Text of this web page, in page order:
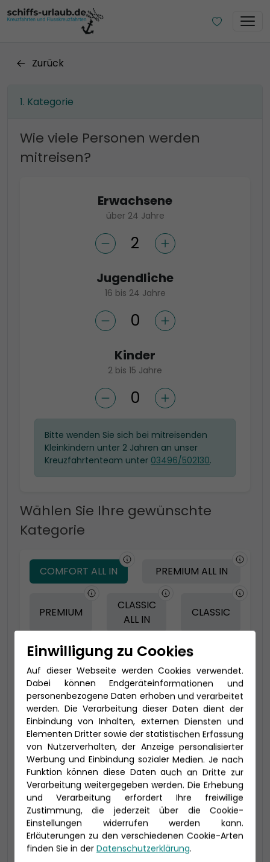
Zurück
Kategorie
Wie viele Personen werden
mitreisen?
Erwachsene
über 24 Jahre
Jugendliche
16 bis 24 Jahre
Kinder
2 bis 15 Jahre
Bitte wenden Sie sich bei mitreisenden
Kleinkindern unter 2 Jahren an unser
Kreuzfahrtenteam unter 03496/502130.
Wählen Sie Ihre gewünschte
Kategorie
COMFORT ALL IN PREMIUM ALL IN
PREMIUM
CLASSIC
ALL IN
CLASSIC
-150 € - Frühbucher Plus
2-Bett Deluxe Suite (SA)
Suite auf Deck 15 ca. 125 qm (bis zu 4
Personen), inkl. privatem Sonnendeck
2 Badezimmer, begehbarer Kleiderschrank
Einwilligung zu Cookies
Auf dieser Webseite werden Cookies verwendet.
Dabei können Endgeräteinformationen und
personenbezogene Daten erhoben und verarbeitet
werden. Die Verarbeitung dieser Daten dient der
Einbindung von Inhalten, externen Diensten und
Elementen Dritter sowie der statistischen Erfassung
von Nutzerverhalten, der Anzeige personalisierter
Werbung und Einbindung sozialer Medien. Je nach
Funktion können diese Daten auch an Dritte zur
Verarbeitung weitergegeben werden. Die Erhebung
und Verarbeitung erfordert Ihre freiwillige
Zustimmung, die jederzeit über die Cookie-
Einstellungen widerrufen werden kann.
Erläuterungen zu den verschiedenen Cookie-Arten
finden Sie in der Datenschutzerklärung.